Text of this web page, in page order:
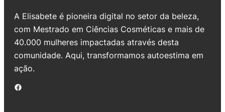
A Elisabete é pioneira digital no setor da beleza,
com Mestrado em Ciências Cosméticas e mais de
40.000 mulheres impactadas através desta
comunidade. Aqui, transformamos autoestima em
ação.
Facebook